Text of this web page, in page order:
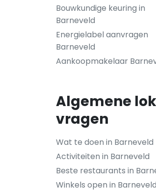
Bouwkundige keuring in
Barneveld
Energielabel aanvragen
Barneveld
Aankoopmakelaar
Algemene
vragen
Wat te doen in Barneveld
Activiteiten in Barneveld
Beste restaurants in
Winkels open in